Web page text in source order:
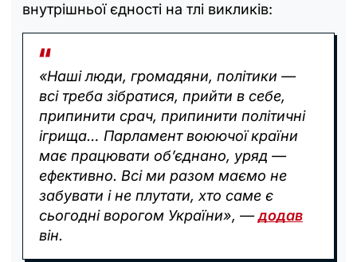
внутрішньої єдності на тлі викликів:
«Наші люди, громадяни, політики —
всі треба зібратися, прийти в себе,
припинити срач, припинити політичні
ігрища… Парламент воюючої країни
має працювати об’єднано, уряд —
ефективно. Всі ми разом маємо не
забувати і не плутати, хто саме є
сьогодні ворогом України», —додав
він.